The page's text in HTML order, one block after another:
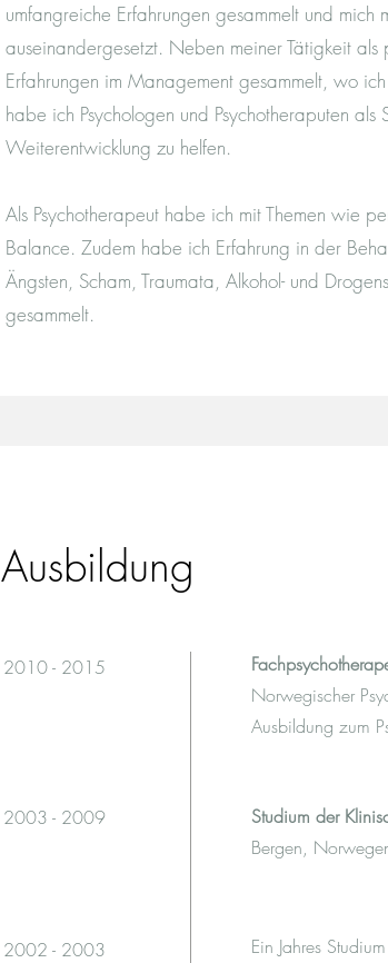
umfangreiche Erfahrungen gesammelt und
auseinandergesetzt. Neben meiner Tätigkeit
Erfahrungen im Management gesammelt, wo
habe ich Psychologen und Psychotheraputen
Weiterentwicklung zu helfen.
Als Psychotherapeut habe ich mit Themen wie
Balance. Zudem habe ich Erfahrung in der
Ängsten, Scham, Traumata, Alkohol- und
gesammelt.
Ausbildung
2010 - 2015
2003 - 2009
2002 - 2003
Norwegischer
Ausbildung zum
Studium der
Bergen,
Ein Jahres